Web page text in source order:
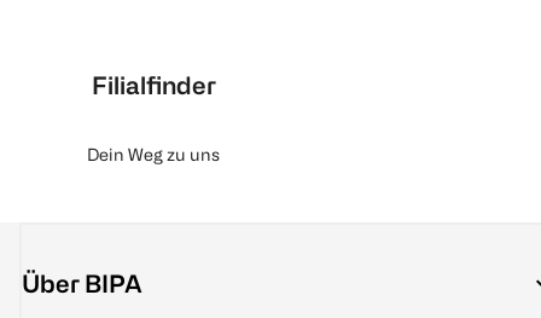
Filialfinder
Dein Weg zu uns
Über BIPA